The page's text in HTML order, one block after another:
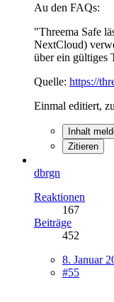
Au den FAQs:
"Threema Safe
NextCloud)
über ein
Quelle: https://
Einmal editiert,
Inhalt
Zitieren
dbrgn
Reaktionen
167
Beiträge
452
8. Januar
#55